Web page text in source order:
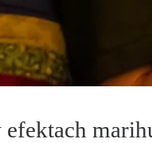
efektach